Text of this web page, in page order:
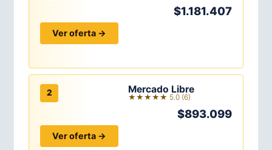
$1.181.407
Ver oferta →
2 Mercado Libre
★★★★★ 5.0 (6)
$893.099
Ver oferta →